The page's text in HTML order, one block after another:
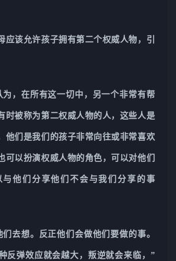
应该允许孩子拥有第二个权威人物，引
为，在所有这一切中，另一个非常有帮
时被称为第二权威人物的人，这些人是
他们是我们的孩子非常向往或非常喜欢
可以扮演权威人物的角色，可以对他们
与他们分享他们不会与我们分享的事
去想。反正他们会做他们要做的事。
反弹效应就会越大，叛逆就会来临，”